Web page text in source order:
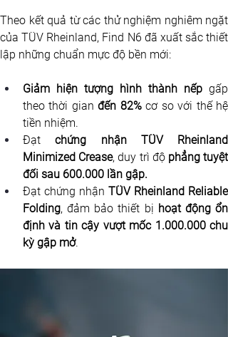
Theo kết quả từ các thử nghiệm nghiêm ngặt
của TÜV Rheinland, Find N6 đã xuất sắc thiết
lập những chuẩn mực độ bền mới:
Giảm hiện tượng hình thành nếp gấp
theo thời gian đến 82% cơ so với thế hệ
tiền nhiệm.
Đạt chứng nhận TÜV Rheinland
Minimized Crease, duy trì độ phẳng tuyệt
đối sau 600.000 lần gập.
Đạt chứng nhận TÜV Rheinland Reliable
Folding, đảm bảo thiết bị hoạt động ổn
định và tin cậy vượt mốc 1.000.000 chu
kỳ gập mở.